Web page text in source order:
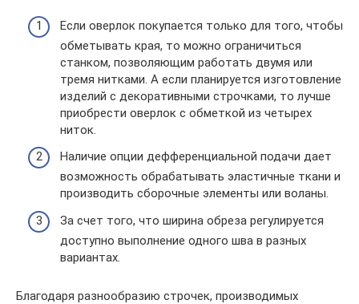
Если оверлок покупается только для того, чтобы
обметывать края, то можно ограничиться
станком, позволяющим работать двумя или
тремя нитками. А если планируется изготовление
изделий с декоративными строчками, то лучше
приобрести оверлок с обметкой из четырех
ниток.
Наличие опции дефференциальной подачи дает
возможность обрабатывать эластичные ткани и
производить сборочные элементы или воланы.
За счет того, что ширина обреза регулируется
доступно выполнение одного шва в разных
вариантах.
Благодаря разнообразию строчек, производимых